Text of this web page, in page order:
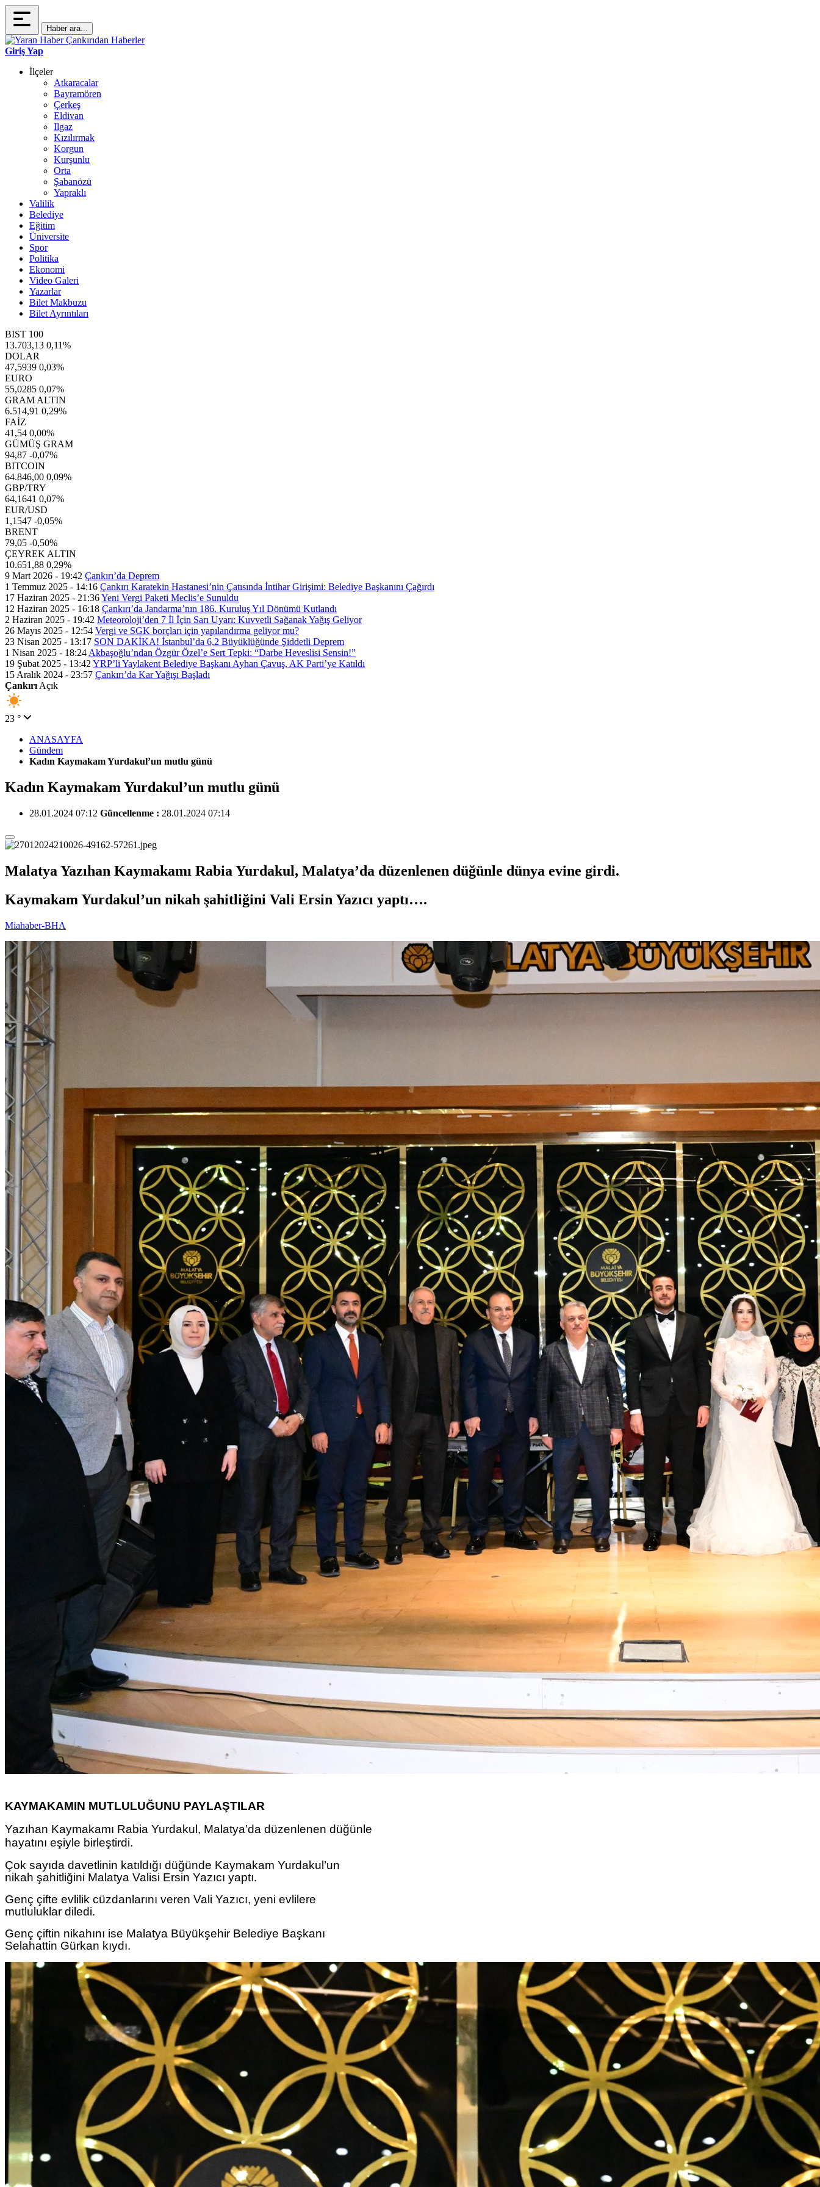
Haber ara...
Giriş Yap
İlçeler
Atkaracalar
Bayramören
Çerkeş
Eldivan
Ilgaz
Kızılırmak
Korgun
Kurşunlu
Orta
Şabanözü
Yapraklı
Valilik
Belediye
Eğitim
Üniversite
Spor
Politika
Ekonomi
Video Galeri
Yazarlar
Bilet Makbuzu
Bilet Ayrıntıları
BIST 100
13.703,13 0,11%
DOLAR
47,5939 0,03%
EURO
55,0285 0,07%
GRAM ALTIN
6.514,91 0,29%
FAİZ
41,54 0,00%
GÜMÜŞ GRAM
94,87 -0,07%
BITCOIN
64.846,00 0,09%
GBP/TRY
64,1641 0,07%
EUR/USD
1,1547 -0,05%
BRENT
79,05 -0,50%
ÇEYREK ALTIN
10.651,88 0,29%
9 Mart 2026 - 19:42 Çankırı’da Deprem
1 Temmuz 2025 - 14:16 Çankırı Karatekin Hastanesi’nin Çatısında İntihar Girişimi: Belediye Başkanını Çağırdı
17 Haziran 2025 - 21:36Yeni Vergi Paketi Meclis’e Sunuldu
12 Haziran 2025 - 16:18 Çankırı’da Jandarma’nın 186. Kuruluş Yıl Dönümü Kutlandı
2 Haziran 2025 - 19:42 Meteoroloji’den 7 İl İçin Sarı Uyarı: Kuvvetli Sağanak Yağış Geliyor
26 Mayıs 2025 - 12:54 Vergi ve SGK borçları için yapılandırma geliyor mu?
23 Nisan 2025 - 13:17 SON DAKİKA! İstanbul’da 6,2 Büyüklüğünde Şiddetli Deprem
1 Nisan 2025 - 18:24 Akbaşoğlu’ndan Özgür Özel’e Sert Tepki: “Darbe Heveslisi Sensin!”
19 Şubat 2025 - 13:42 YRP’li Yaylakent Belediye Başkanı Ayhan Çavuş, AK Parti’ye Katıldı
15 Aralık 2024 - 23:57 Çankırı’da Kar Yağışı Başladı
Çankırı Açık
23 °
ANASAYFA
Gündem
Kadın Kaymakam Yurdakul’un mutlu günü
Kadın Kaymakam Yurdakul’un mutlu günü
28.01.2024 07:12 Güncellenme : 28.01.2024 07:14
Malatya Yazıhan Kaymakamı Rabia Yurdakul, Malatya’da düzenlenen düğünle dünya evine girdi.
Kaymakam Yurdakul’un nikah şahitliğini Vali Ersin Yazıcı yaptı….
Miahaber-BHA
KAYMAKAMIN MUTLULUĞUNU PAYLAŞTILAR
Yazıhan Kaymakamı Rabia Yurdakul, Malatya’da düzenlenen düğünle
hayatını eşiyle birleştirdi.
Çok sayıda davetlinin katıldığı düğünde Kaymakam Yurdakul’un
nikah şahitliğini Malatya Valisi Ersin Yazıcı yaptı.
Genç çifte evlilik cüzdanlarını veren Vali Yazıcı, yeni evlilere
mutluluklar diledi.
Genç çiftin nikahını ise Malatya Büyükşehir Belediye Başkanı
Selahattin Gürkan kıydı.